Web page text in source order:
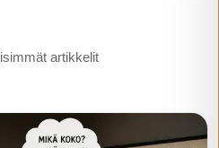
artikkelit